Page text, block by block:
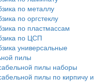
по металлу
по оргстеклу
по пластмассам
по ЦСП
универсальные
пилы
пилы наборы
пилы по кирпичу и